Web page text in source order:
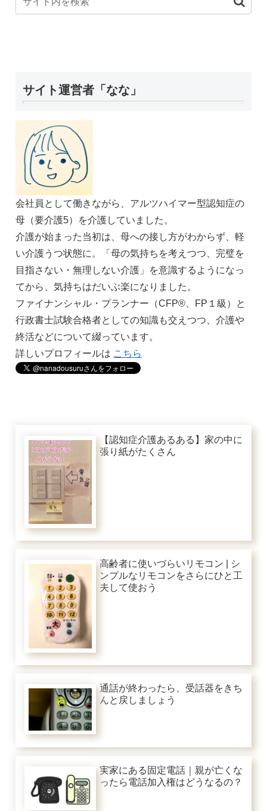
サイト運営者「なな」
会社員として働きながら、アルツハイマー型認知症の
母（要介護5）を介護していました。
介護が始まった当初は、母への接し方がわからず、軽
い介護うつ状態に。「母の気持ちを考えつつ、完璧を
目指さない・無理しない介護」を意識するようになっ
てから、気持ちはだいぶ楽になりました。
ファイナンシャル・プランナー（CFP®️、FP１級）と
行政書士試験合格者としての知識も交えつつ、介護や
終活などについて綴っています。
詳しいプロフィールは こちら
【認知症介護あるある】家の中に
張り紙がたくさん
高齢者に使いづらいリモコン | シ
ンプルなリモコンをさらにひと工
夫して使おう
通話が終わったら、受話器をきち
んと戻しましょう
実家にある固定電話｜親が亡くな
ったら電話加入権はどうなるの？